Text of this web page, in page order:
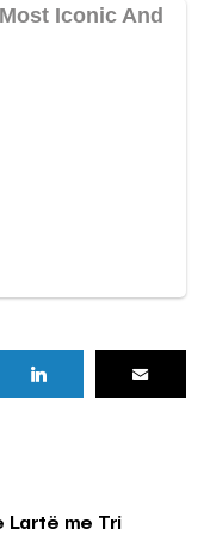
Lartë me Tri